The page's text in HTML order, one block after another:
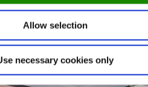
Allow selection
necessary cookies only